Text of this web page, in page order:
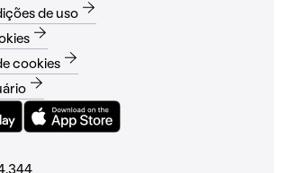
de uso
cookies